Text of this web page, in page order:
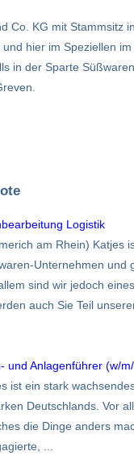
Co. KG mit Stammsitz
hier im Speziellen
in der Sparte
Logistik
am Rhein) Katjes
Unternehmen und
sind wir jedoch
auch Sie Teil
und Anlagenführer (w/
ist ein stark
Deutsch­lands. Vor
die Dinge anders
...